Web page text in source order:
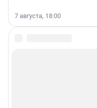
7 августа, 18:00